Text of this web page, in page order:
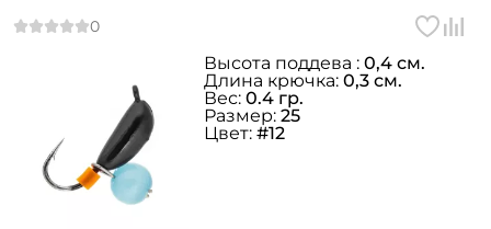
Высота поддева : 0,4 см.
Длина крючка: 0,3 см.
Вес: 0.4 гр.
Размер: 25
Цвет: #12